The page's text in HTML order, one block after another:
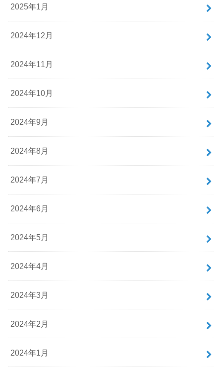
2025年1月
2024年12月
2024年11月
2024年10月
2024年9月
2024年8月
2024年7月
2024年6月
2024年5月
2024年4月
2024年3月
2024年2月
2024年1月